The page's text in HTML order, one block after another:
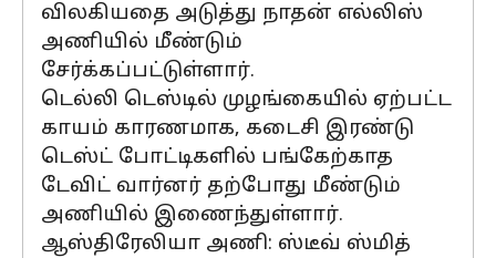
விலகியதை அடுத்து நாதன் எல்லிஸ்
அணியில் மீண்டும்
சேர்க்கப்பட்டுள்ளார்.
டெல்லி டெஸ்டில் முழங்கையில் ஏற்பட்ட
காயம் காரணமாக, கடைசி இரண்டு
டெஸ்ட் போட்டிகளில் பங்கேற்காத
டேவிட் வார்னர் தற்போது மீண்டும்
அணியில் இணைந்துள்ளார்.
ஆஸ்திரேலியா அணி: ஸ்டீவ் ஸ்மித்